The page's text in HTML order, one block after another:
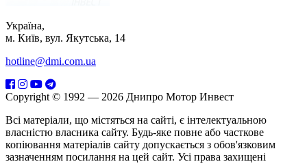
Україна,
м. Київ, вул. Якутська, 14
hotline@dmi.com.ua
Copyright © 1992 — 2026 Днипро Мотор Инвест
Всі матеріали, що містяться на сайті, є інтелектуальною
власністю власника сайту. Будь-яке повне або часткове
копіювання матеріалів сайту допускається з обов'язковим
зазначенням посилання на цей сайт. Усі права захищені